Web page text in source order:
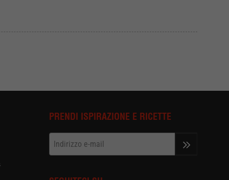
PRENDI ISPIRAZIONE E RICETTE